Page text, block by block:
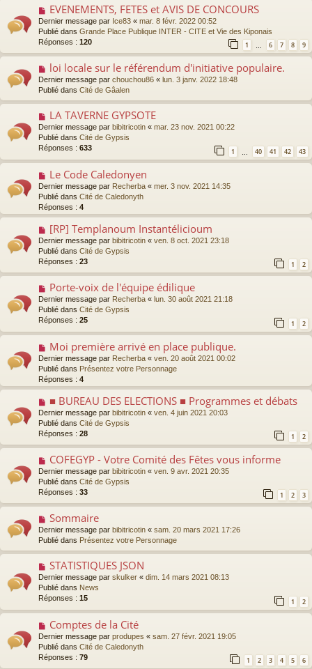
a
g
e
a
u
m
e
s
s
g
e
N
u
v
e
a
m
e
s
s
a
g
e
EVENEMENTS, FETES et AVIS DE CONCOURS
Dernier message par Ice83 « mar. 8 févr. 2022 00:52
Publié dans Grande Place Publique INTER - CITE et Vie des Kiponais
Réponses : 120 1 … 6 7 8 9
N
o
u
a
u
m
e
s
s
a
g
e
loi locale sur le référendum d'initiative populaire.
Dernier message par chouchou86 « lun. 3 janv. 2022 18:48
Publié dans Cité de Gâalen
N
o
u
v
a
m
e
s
s
g
e
LA TAVERNE GYPSOTE
Dernier message par bibitricotin « mar. 23 nov. 2021 00:22
Publié dans Cité de Gypsis
Réponses : 633 1 40 41 42 43
N
u
v
e
a
u
m
e
s
s
g
e
Le Code Caledonyen
Dernier message par Recherba « mer. 3 nov. 2021 14:35
Publié dans Cité de Caledonyth
Réponses : 4
N
o
u
v
e
a
m
e
s
s
a
g
e
[RP] Templanoum Instantélicioum
Dernier message par bibitricotin « ven. 8 oct. 2021 23:18
Publié dans Cité de Gypsis
Réponses : 23 1 2
N
u
v
a
m
e
s
s
a
g
e
Porte-voix de l'équipe édilique
Dernier message par Recherba « lun. 30 août 2021 21:18
Publié dans Cité de Gypsis
Réponses : 25 1 2
N
u
v
e
u
m
e
s
s
a
g
e
Moi première arrivé en place publique.
Dernier message par Recherba « ven. 20 août 2021 00:02
Publié dans Présentez votre Personnage
Réponses : 4
N
u
v
e
a
u
m
e
s
s
a
g
e
■ BUREAU DES ELECTIONS ■ Programmes et débats
Dernier message par bibitricotin « ven. 4 juin 2021 20:03
Publié dans Cité de Gypsis
Réponses : 28 1 2
N
u
v
e
a
u
m
e
s
s
a
g
e
COFEGYP - Votre Comité des Fêtes vous informe
Dernier message par bibitricotin « ven. 9 avr. 2021 20:35
Publié dans Cité de Gypsis
Réponses : 33 1 2 3
N
o
u
a
u
m
e
s
s
g
e
Sommaire
Dernier message par bibitricotin « sam. 20 mars 2021 17:26
Publié dans Présentez votre Personnage
N
o
u
v
a
u
m
e
s
STATISTIQUES JSON
Dernier message par skulker « dim. 14 mars 2021 08:13
Publié dans News
Réponses : 15 1 2
N
u
v
e
Comptes de la Cité
Dernier message par produpes « sam. 27 févr. 2021 19:05
Publié dans Cité de Caledonyth
Réponses : 79 1 2 3 4 5 6